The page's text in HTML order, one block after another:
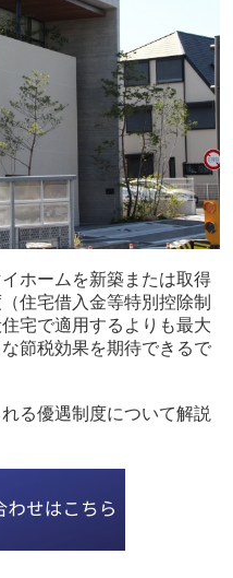
ホームを新築または取得
住宅借入金等特別控除制
宅で適用するよりも最大
節税効果を期待できるで
る優遇制度について解説